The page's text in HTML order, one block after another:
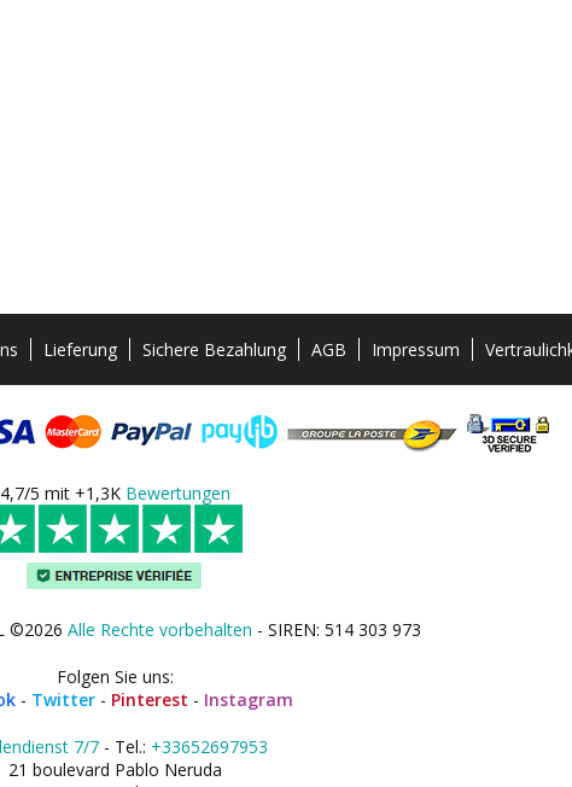
Lieferung Sichere Bezahlung AGB Impressum
4,7/5 mit +1,3K Bewertungen
©2026 Alle Rechte vorbehalten - SIREN: 514 303 973
Folgen Sie uns:
- Twitter - Pinterest - Instagram
7/7- Tel.: +33652697953
21 boulevard Pablo Neruda